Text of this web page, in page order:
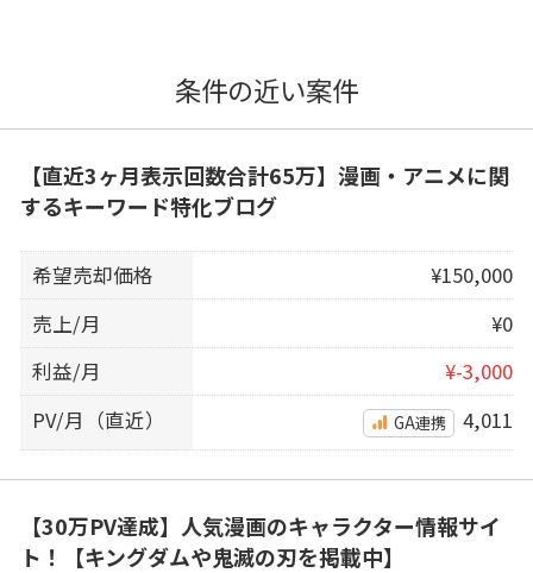
条件の近い案件
【直近3ヶ月表示回数合計65万】漫画・アニメに関
するキーワード特化ブログ
希望売却価格
¥150,000
売上/月
¥0
利益/月
¥-3,000
PV/月（直近）
GA連携 4,011
【30万PV達成】人気漫画のキャラクター情報サイ
ト！【キングダムや鬼滅の刃を掲載中】